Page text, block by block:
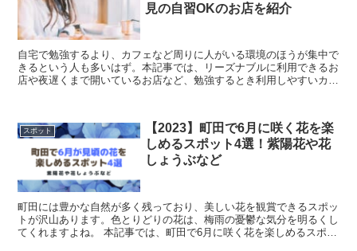
見の自習OKのお店を紹介
自宅で勉強するより、カフェなど周りに人がいる環境のほうが集中で
きるという人も多いはず。本記事では、リーズナブルに利用できるお
店や夜遅くまで開いているお店など、勉強するとき利用しやすいカフ
スポット
【2023】町田で6月に咲く花を楽
しめるスポット4選！紫陽花や花
しょうぶなど
町田には豊かな自然が多く残っており、美しい花を観賞できるスポッ
トが沢山あります。色とりどりの花は、梅雨の憂鬱な気分を明るくし
てくれますよね。 本記事では、町田で6月に咲く花を楽しめるスポッ